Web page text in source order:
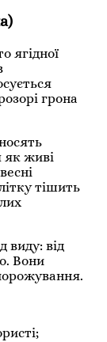
ягідної
грона
як живі
тішить
виду: від
Вони